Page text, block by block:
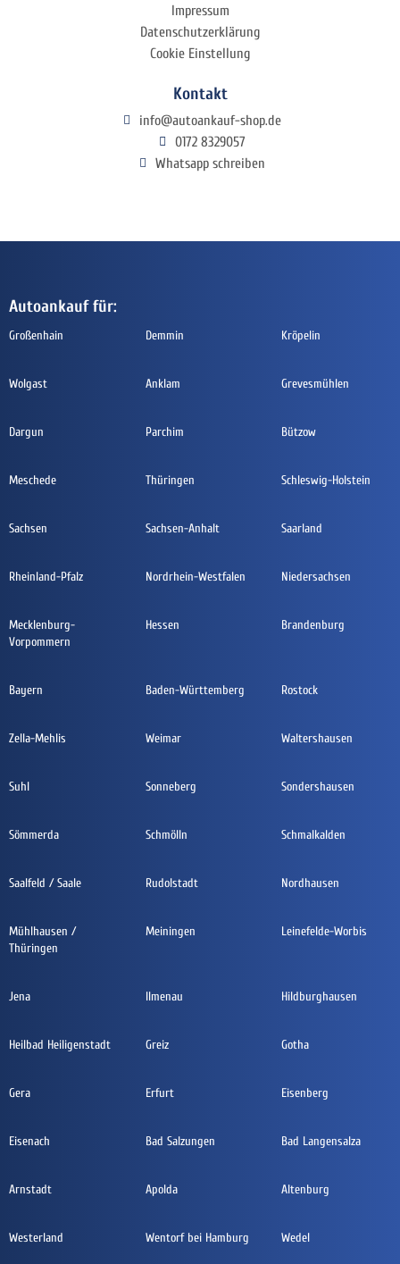
Impressum
Datenschutzerklärung
Cookie Einstellung
Kontakt
info@autoankauf-shop.de
0172 8329057
Whatsapp schreiben
Autoankauf für:
Großenhain Demmin Kröpelin
Wolgast Anklam Grevesmühlen
Dargun Parchim Bützow
Meschede Thüringen Schleswig-Holstein
Sachsen Sachsen-Anhalt Saarland
Rheinland-Pfalz Nordrhein-Westfalen Niedersachsen
Mecklenburg-
Vorpommern
Hessen Brandenburg
Bayern Baden-Württemberg Rostock
Zella-Mehlis Weimar Waltershausen
Suhl Sonneberg Sondershausen
Sömmerda Schmölln Schmalkalden
Saalfeld / Saale Rudolstadt Nordhausen
Mühlhausen /
Thüringen
Meiningen Leinefelde-Worbis
Jena Ilmenau Hildburghausen
Heilbad Heiligenstadt Greiz Gotha
Gera Erfurt Eisenberg
Eisenach Bad Salzungen Bad Langensalza
Arnstadt Apolda Altenburg
Westerland Wentorf bei Hamburg Wedel